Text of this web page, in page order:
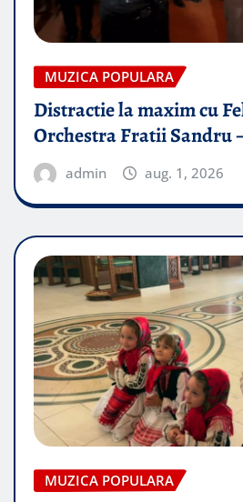
MUZICA POPULARA
Distractie la maxim cu
Orchestra Fratii Sandru
admin aug. 1, 2026
MUZICA POPULARA